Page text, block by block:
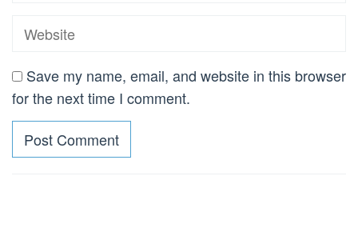
Save my name, email, and website in this browser
for the next time I comment.